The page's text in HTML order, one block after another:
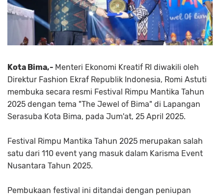
Kota Bima,- Menteri Ekonomi Kreatif RI diwakili oleh
Direktur Fashion Ekraf Republik Indonesia, Romi Astuti
membuka secara resmi Festival Rimpu Mantika Tahun
2025 dengan tema "The Jewel of Bima" di Lapangan
Serasuba Kota Bima, pada Jum'at, 25 April 2025.
Festival Rimpu Mantika Tahun 2025 merupakan salah
satu dari 110 event yang masuk dalam Karisma Event
Nusantara Tahun 2025.
Pembukaan festival ini ditandai dengan peniupan